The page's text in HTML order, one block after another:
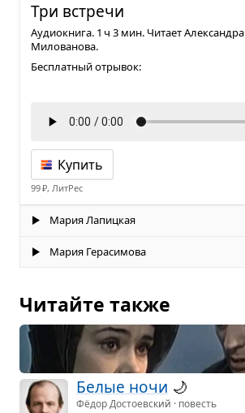
Три встречи
Аудиокнига. 1 ч 3 мин. Читает Александра
Милованова.
Бесплатный отрывок:
Купить
99 ₽, ЛитРес
Мария Лапицкая
Мария Герасимова
Читайте также
Белые ночи 🌙
Фёдор Достоевский · повесть